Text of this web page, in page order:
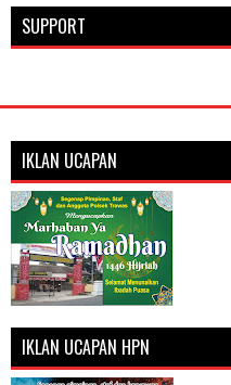
SUPPORT
IKLAN UCAPAN
IKLAN UCAPAN HPN